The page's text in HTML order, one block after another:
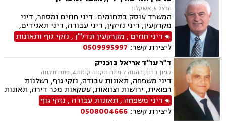
משפט אזרחי.
הרצל 5, אשקלון
המשרד עוסק בתחומים: דיני חוזים ומסחר, דיני
מקרקעין, דיני נזיקין, דיני עבודה, דיני תאגידים,
הוצאה לפועל, סדר דין אזרחי וראיות, עבירות מס
כלכליות, עסקאות מכר דירה, ליקויי בנייה, מגשרים,
מיסוי נדל"ן, מסים, נדל"ן, פינוי מושכר, ליטיגציה,
ירושות וצוואות, אבדן כושר עבודה, בוררים, ביטוח
לאומי, גישור במשפחה, גישור ובוררויות, דיני
פשיטות רגל, הסכמי ממון, תאונות דרכים, תעבורה,
תכנון ובניה.
דיני חוזים , מקרקעין ונדל"ן, נזקי גוף ותאונות
ליצירת קשר: 0509995997
ד"ר עו"ד אריאל בוכניק
קניון ברוך, ההגנה 7 פתח תקווה קומה 4, פתח תקווה
דיני משפחה, תאונות עבודה, נזקי גוף, רשלנות
רפואית, ירושות וצוואות, עסקאות מכר דירה, תאונות
עקב רשלנות, דיני עבודה, אבדן כושר עבודה, פינוי
בינוי, דיני מקרקעין, פשיטת רגל, חדלות פרעון,
תעבורה
דיני משפחה , תאונות עבודה , נזקי גוף
ליצירת קשר: 0508004666